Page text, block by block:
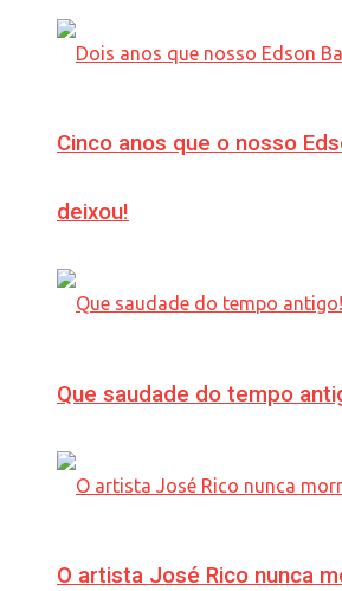
Cinco anos que o nosso
deixou!
Que saudade do tempo
O artista José Rico nunca